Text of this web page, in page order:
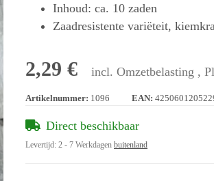
Inhoud: ca. 10 zaden
Zaadresistente variëteit,
2,29 € incl. Omzetbelasting ,
Artikelnummer: 1096 EAN:
Direct beschikbaar
Levertijd: 2 - 7 Werkdagen buitenland